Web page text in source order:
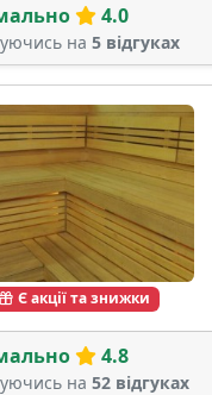
4.0
на 5 відгуках
Є акції та знижки
4.8
на 52 відгуках